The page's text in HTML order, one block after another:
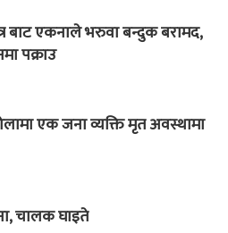
बाट एकनाले भरुवा बन्दुक बरामद,
पक्राउ
एक जना व्यक्ति मृत अवस्थामा
चालक घाइते